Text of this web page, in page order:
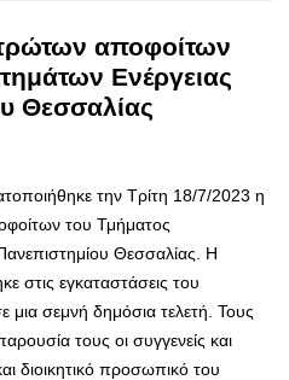
αποφοίτων
Ενέργειας
Θεσσαλίας
την Τρίτη 18/7/2023 η
του Τμήματος
Θεσσαλίας. Η
στις εγκαταστάσεις του
μια σεμνή δημόσια τελετή. Τους
τους οι συγγενείς και
διοικητικό προσωπικό του